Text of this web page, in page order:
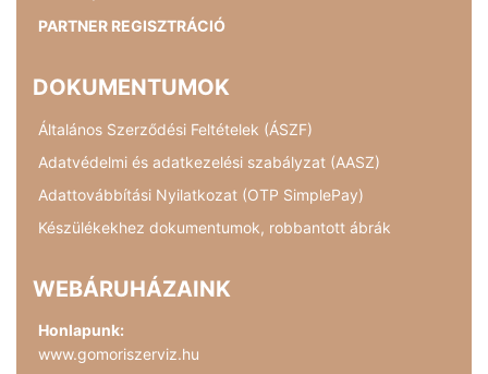
PARTNER REGISZTRÁCIÓ
DOKUMENTUMOK
Általános Szerződési Feltételek (ÁSZF)
Adatvédelmi és adatkezelési szabályzat (AASZ)
Adattovábbítási Nyilatkozat (OTP SimplePay)
Készülékekhez dokumentumok, robbantott ábrák
WEBÁRUHÁZAINK
Honlapunk:
www.gomoriszerviz.hu